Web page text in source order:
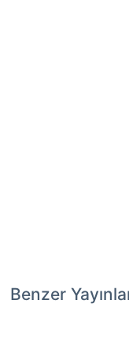
Benzer